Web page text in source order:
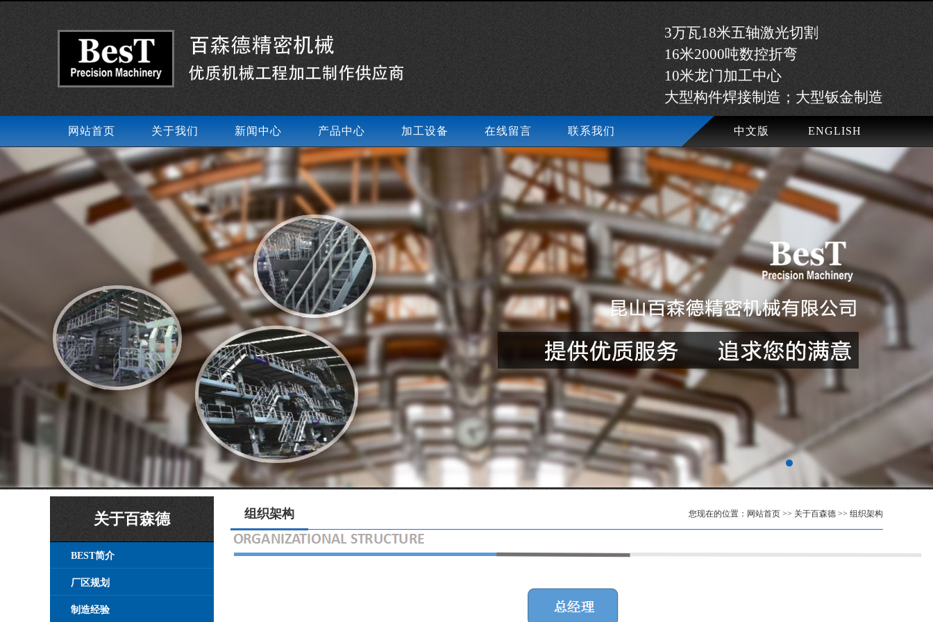
3万瓦18米五轴激光切割
16米2000吨数控折弯
10米龙门加工中心
大型构件焊接制造；大型钣金制造
网站首页 关于我们 新闻中心 产品中心 加工设备 在线留言 联系我们 中文版 ENGLISH
关于百森德
BEST简介
厂区规划
制造经验
组织架构 您现在的位置： 网站首页 >> 关于百森德 >> 组织架构